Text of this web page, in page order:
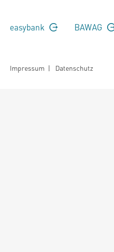
easybank BAWAG
Impressum | Datenschutz